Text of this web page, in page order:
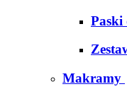
Makramy